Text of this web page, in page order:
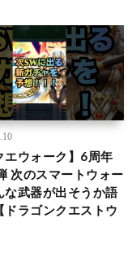
エウォーク】6周年
次のスマートウォー
な武器が出そうか語
ドラゴンクエストウ